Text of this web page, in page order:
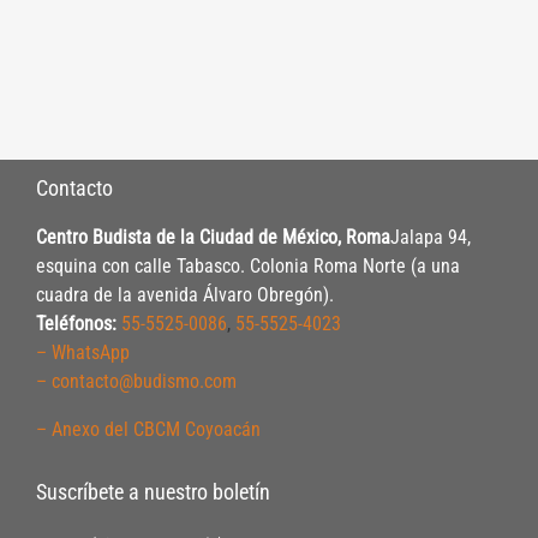
Contacto
Centro Budista de la Ciudad de México, RomaJalapa 94,
esquina con calle Tabasco. Colonia Roma Norte (a una
cuadra de la avenida Álvaro Obregón).
Teléfonos: 55-5525-0086, 55-5525-4023
– WhatsApp
– contacto@budismo.com
– Anexo del CBCM Coyoacán
Suscríbete a nuestro boletín